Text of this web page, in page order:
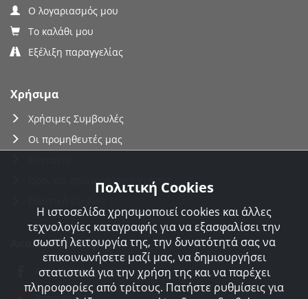
Ο λογαριασμός μου
Το καλάθι μου
Εξέλιξη παραγγελίας
Χρήσιμα
Χρήσιμες Συμβουλές
Οι προμηθευτές μας
Όροι και προϋποθέσεις χρήσης
Ακολουθείστε μας
Agorakreatonroupas
Πολιτική Cookies
Η ιστοσελίδα χρησιμοποιεί cookies και άλλες
τεχνολογίες καταγραφής για να εξασφαλίσει την
σωστή λειτουργία της, την δυνατότητά σας να
επικοινωνήσετε μαζί μας, να δημιουργήσει
στατιστικά για την χρήση της και να παρέχει
πληροφορίες από τρίτους. Πατήστε ρυθμίσεις για